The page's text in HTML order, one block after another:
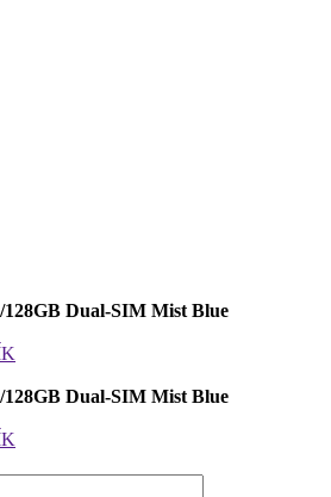
128GB Dual-SIM Mist Blue
128GB Dual-SIM Mist Blue